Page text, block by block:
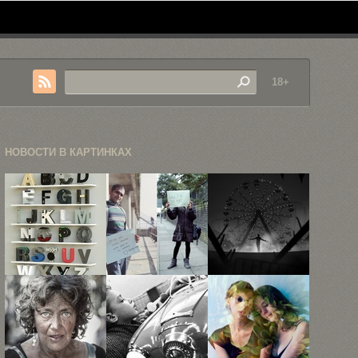
18+
НОВОСТИ В КАРТИНКАХ
Дизайнер из
Рио-де-
Жанейро
превратил
продукцию
«О чем
сожалеют
люди?» — ...
Нео-нуарные
постеры
Бэтмена,
Джокера,
Двуликого ...